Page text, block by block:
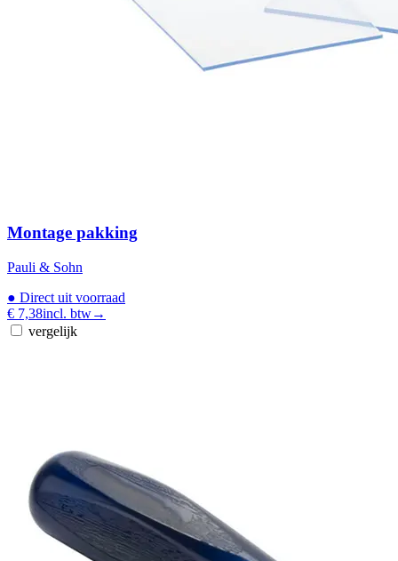
Montage pakking
Pauli & Sohn
● Direct uit voorraad
€ 7,38incl. btw→
vergelijk